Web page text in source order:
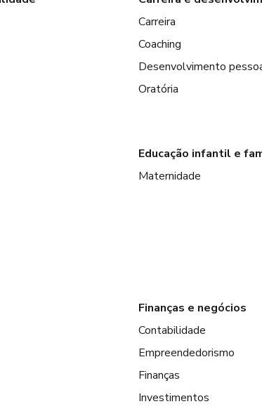
Carreira
Coaching
Desenvolvimento
Oratória
Educação infantil e
Maternidade
Finanças e negócios
Contabilidade
Empreendedorismo
Finanças
Investimentos